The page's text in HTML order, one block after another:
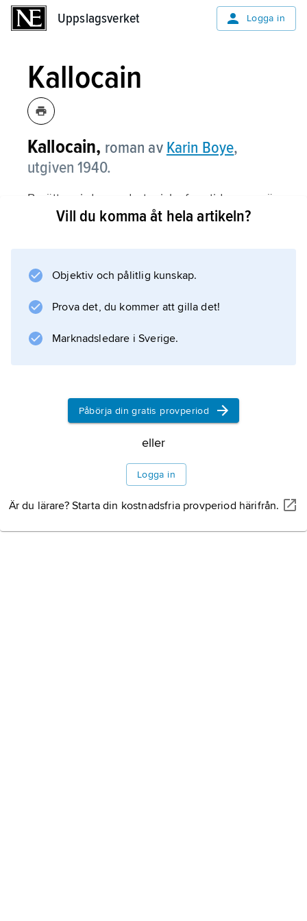
Uppslagsverket Logga in
Kallocain
Kallocain, roman av Karin Boye,
utgiven 1940.
Berättare i denna dystopiska framtidsroman är
Leo Kall, uppfinnare av kallocainet, en
Kall berättar om ett totalitärt samhälle där den
där livet framlevs i underjordiska städer,
Information om artikeln
Vill du komma åt hela artikeln?
Objektiv och pålitlig kunskap.
Prova det, du kommer att gilla det!
Marknadsledare i Sverige.
Påbörja din gratis provperiod
eller
Logga in
Är du lärare? Starta din kostnadsfria provperiod härifrån.